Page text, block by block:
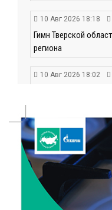
10 Авг 2026 18:18
Гимн Тверской
региона
10 Авг 2026 18:02
10 Авг 2026 17:32
Больше отдыха: в
семь сокращенных
10 Авг 2026 17:02
Лесной надзор в